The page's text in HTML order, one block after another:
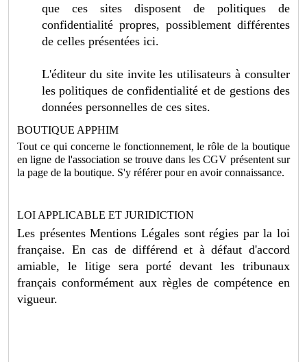
que ces sites disposent de politiques de
confidentialité propres, possiblement différentes
de celles présentées ici.
L'éditeur du site invite les utilisateurs à consulter
les politiques de confidentialité et de gestions des
données personnelles de ces sites.
BOUTIQUE APPHIM
Tout ce qui concerne le fonctionnement, le rôle de la boutique
en ligne de l'association se trouve dans les CGV présentent sur
la page de la boutique. S'y référer pour en avoir connaissance.
LOI APPLICABLE ET JURIDICTION
Les présentes Mentions Légales sont régies par la loi
française. En cas de différend et à défaut d'accord
amiable, le litige sera porté devant les tribunaux
français conformément aux règles de compétence en
vigueur.